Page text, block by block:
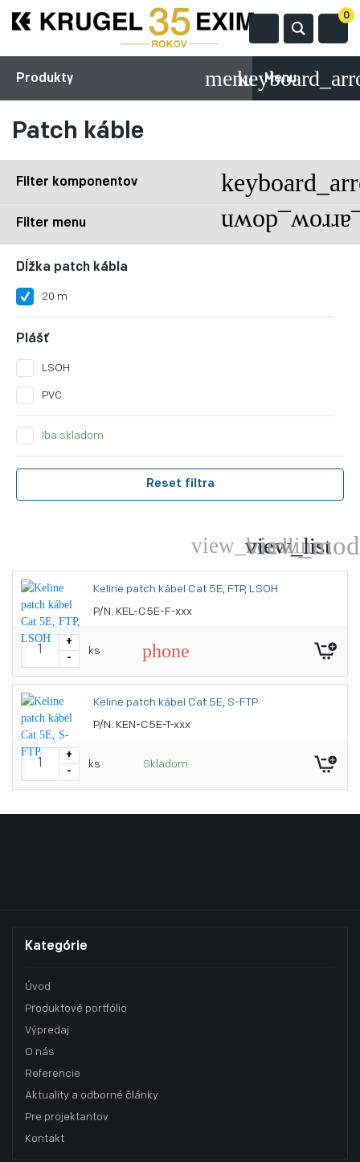
0
Produkty Menu
Patch káble
Filter komponentov
Filter menu
Dĺžka patch kábla
20 m
Plášť
LSOH
PVC
Iba skladom
Reset filtra
Keline patch kábel Cat 5E, FTP, LSOH
P/N: KEL-C5E-F-xxx
+
-
ks phone
Keline patch kábel Cat 5E, S-FTP
P/N: KEN-C5E-T-xxx
+
-
ks Skladom
Kategórie
Úvod
Produktové portfólio
Výpredaj
O nás
Referencie
Aktuality a odborné články
Pre projektantov
Kontakt